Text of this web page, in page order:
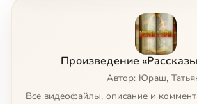
Адриан и Наталия, мученики
Адриан Пошехонский,
Произведение
Автор: Юраш,
Все видеофайлы, описание и